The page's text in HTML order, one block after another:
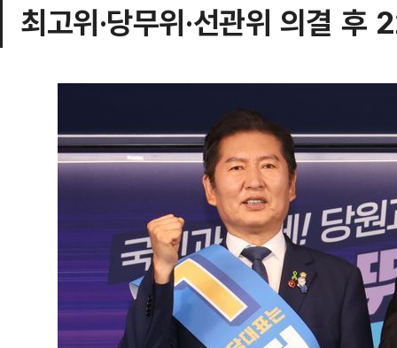
최고위·당무위·선관위 의결 후